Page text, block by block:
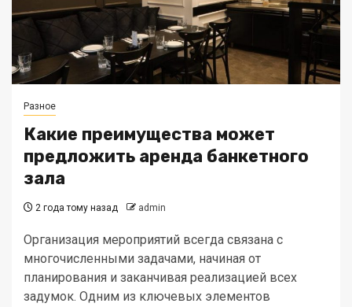
Разное
Какие преимущества может
предложить аренда банкетного
зала
2 года тому назад admin
Организация мероприятий всегда связана с
многочисленными задачами, начиная от
планирования и заканчивая реализацией всех
задумок. Одним из ключевых элементов